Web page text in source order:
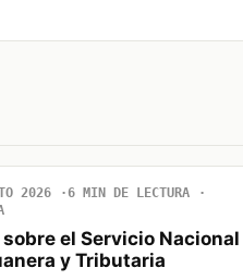
2026
6 MIN DE LECTURA
sobre el Servicio
y Tributaria